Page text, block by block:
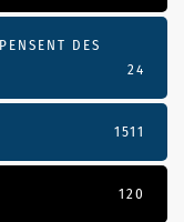
DES
24
1511
120